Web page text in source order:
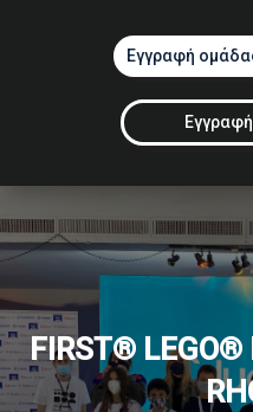
Εγγραφή
FIRST® LEGO®